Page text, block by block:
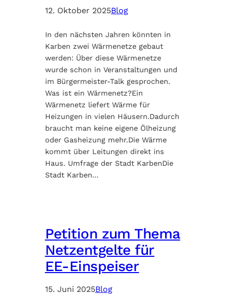
12. Oktober 2025Blog
In den nächsten Jahren könnten in
Karben zwei Wärmenetze gebaut
werden: Über diese Wärmenetze
wurde schon in Veranstaltungen und
im Bürgermeister-Talk gesprochen.
Was ist ein Wärmenetz?Ein
Wärmenetz liefert Wärme für
Heizungen in vielen Häusern.Dadurch
braucht man keine eigene Ölheizung
oder Gasheizung mehr.Die Wärme
kommt über Leitungen direkt ins
Haus. Umfrage der Stadt KarbenDie
Stadt Karben…
Petition zum Thema
Netzentgelte für
EE-Einspeiser
15. Juni 2025Blog